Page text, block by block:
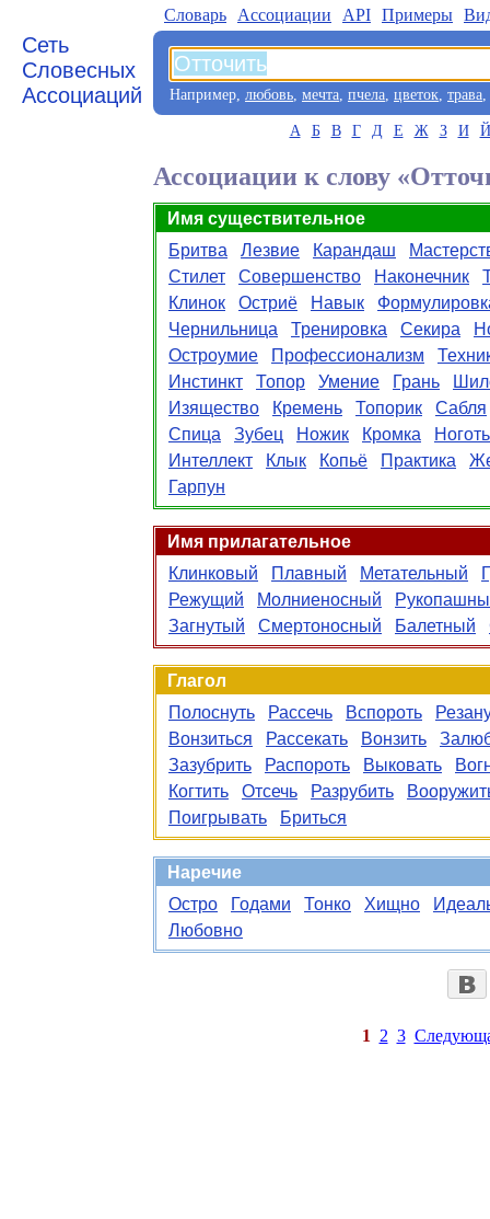
Сеть
Словесных
Ассоциаций
Словарь Aссоциации API Примеры
Например, любовь, мечта, пчела, цветок, трава,
А Б В Г Д Е Ж З И Й
Ассоциации к слову
Имя существительное
Бритва
Лезвие Карандаш
Стилет
Совершенство Наконечник
Клинок
Остриё Навык
Чернильница
Тренировка Секира
Остроумие
Профессионализм
Инстинкт
Топор Умение Грань
Изящество
Кремень Топорик
Сабля
Спица
Зубец Ножик Кромка
Ноготь
Интеллект
Клык Копьё Практика
Гарпун
Имя прилагательное
Клинковый
Плавный Метательный
Режущий
Молниеносный
Загнутый
Смертоносный Балетный
Глагол
Полоснуть
Рассечь Вспороть
Вонзиться
Рассекать Вонзить
Зазубрить
Распороть Выковать
Когтить
Отсечь Разрубить
Поигрывать
Бриться
Наречие
Остро
Годами Тонко Хищно
Любовно
1 2 3